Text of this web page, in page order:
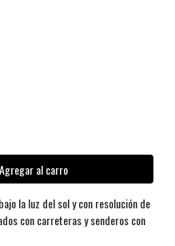
Agregar al carro
la luz del sol y con resolución de
con carreteras y senderos con